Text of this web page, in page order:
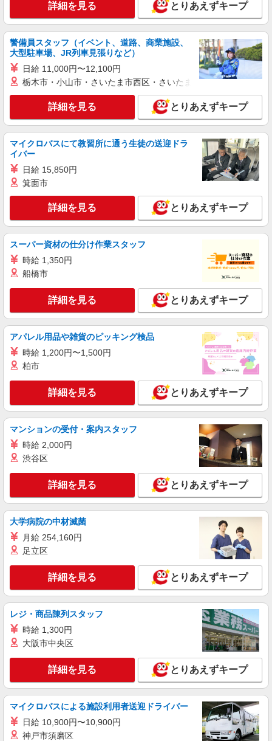
詳細を見る とりあえずキープ
警備員スタッフ（イベント、道路、商業施設、
大型駐車場、JR列車見張りなど）
日給 11,000円〜12,100円
栃木市・小山市・さいたま市西区・さいたま市岩槻区・久喜市・
詳細を見る とりあえずキープ
マイクロバスにて教習所に通う生徒の送迎ドラ
イバー
日給 15,850円
箕面市
詳細を見る とりあえずキープ
スーパー資材の仕分け作業スタッフ
時給 1,350円
船橋市
詳細を見る とりあえずキープ
アパレル用品や雑貨のピッキング検品
時給 1,200円〜1,500円
柏市
詳細を見る とりあえずキープ
マンションの受付・案内スタッフ
時給 2,000円
渋谷区
詳細を見る とりあえずキープ
大学病院の中材滅菌
月給 254,160円
足立区
詳細を見る とりあえずキープ
レジ・商品陳列スタッフ
時給 1,300円
大阪市中央区
詳細を見る とりあえずキープ
マイクロバスによる施設利用者送迎ドライバー
日給 10,900円〜10,900円
神戸市須磨区